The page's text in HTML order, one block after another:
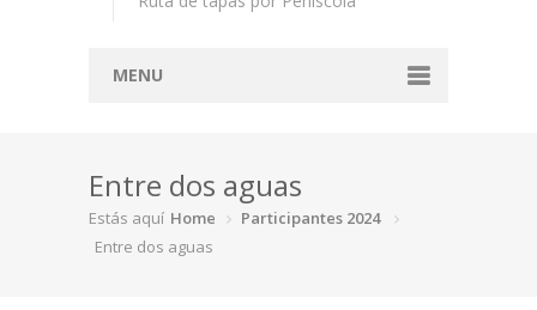
MENU
Concurso
Participantes
Entre dos aguas
Estás aquí Home
Participantes 2024
Entre dos aguas